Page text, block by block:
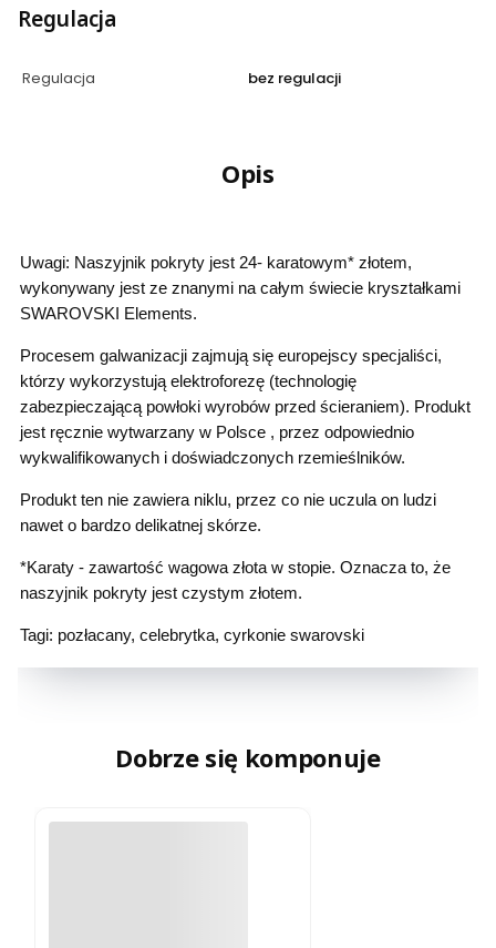
Regulacja
Regulacja bez regulacji
Opis
Uwagi: Naszyjnik pokryty jest 24- karatowym* złotem,
wykonywany jest ze znanymi na całym świecie kryształkami
SWAROVSKI Elements.
Procesem galwanizacji zajmują się europejscy specjaliści,
którzy wykorzystują elektroforezę (technologię
zabezpieczającą powłoki wyrobów przed ścieraniem). Produkt
jest ręcznie wytwarzany w Polsce , przez odpowiednio
wykwalifikowanych i doświadczonych rzemieślników.
Produkt ten nie zawiera niklu, przez co nie uczula on ludzi
nawet o bardzo delikatnej skórze.
*Karaty - zawartość wagowa złota w stopie. Oznacza to, że
naszyjnik pokryty jest czystym złotem.
Tagi: pozłacany, celebrytka, cyrkonie swarovski
Dobrze się komponuje